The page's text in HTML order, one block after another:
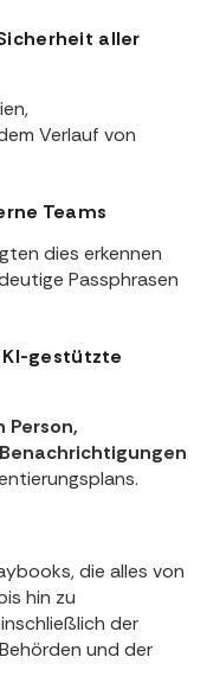
aller
Verlauf von
Teams
dies erkennen
Passphrasen
gestützte
Person,
die alles von
hin zu
der
und der